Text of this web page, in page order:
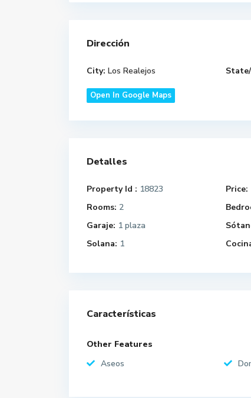
Dirección
City: Los Realejos
Open In Google Maps
Detalles
Property Id : 18823 Price:
Rooms: 2
Garaje: 1 plaza
Solana: 1
Características
Other Features
Aseos